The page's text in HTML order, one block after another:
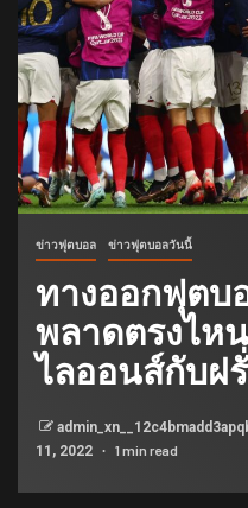
ข่าวฟุตบอล ข่าวฟุตบอลวันนี้
ทางออกฟุตบ
พลาดตรงไห
ไลออนส์กับฝ
11, 2022
1 min read